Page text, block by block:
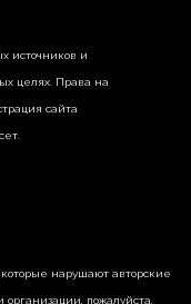
источников и
целях. Права на
сайта
нарушают авторские
пожалуйста,